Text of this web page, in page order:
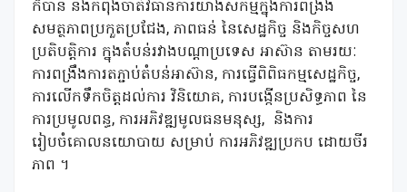
ក៏បាន និងកំពុងចាត់វិធានការយ៉ាងសកម្មក្នុងការពង្រឹង
សមត្ថភាពប្រកួតប្រជែង, ភាពធន់ នៃសេដ្ឋកិច្ច និងកិច្ចសហ
ប្រតិបត្តិការ ក្នុងតំបន់រវាងបណ្តាប្រទេស អាស៊ាន តាមរយៈ
ការពង្រឹងការតភ្ជាប់តំបន់អាស៊ាន, ការធ្វើពិពិធកម្មសេដ្ឋកិច្ច,
ការលើកទឹកចិត្តដល់ការ វិនិយោគ, ការបង្កើនប្រសិទ្ធភាព នៃ
ការប្រមូលពន្ធ, ការអភិវឌ្ឍមូលធនមនុស្ស, និងការ
រៀបចំគោលនយោបាយ សម្រាប់ ការអភិវឌ្ឍប្រកប ដោយចីរ
ភាព ។